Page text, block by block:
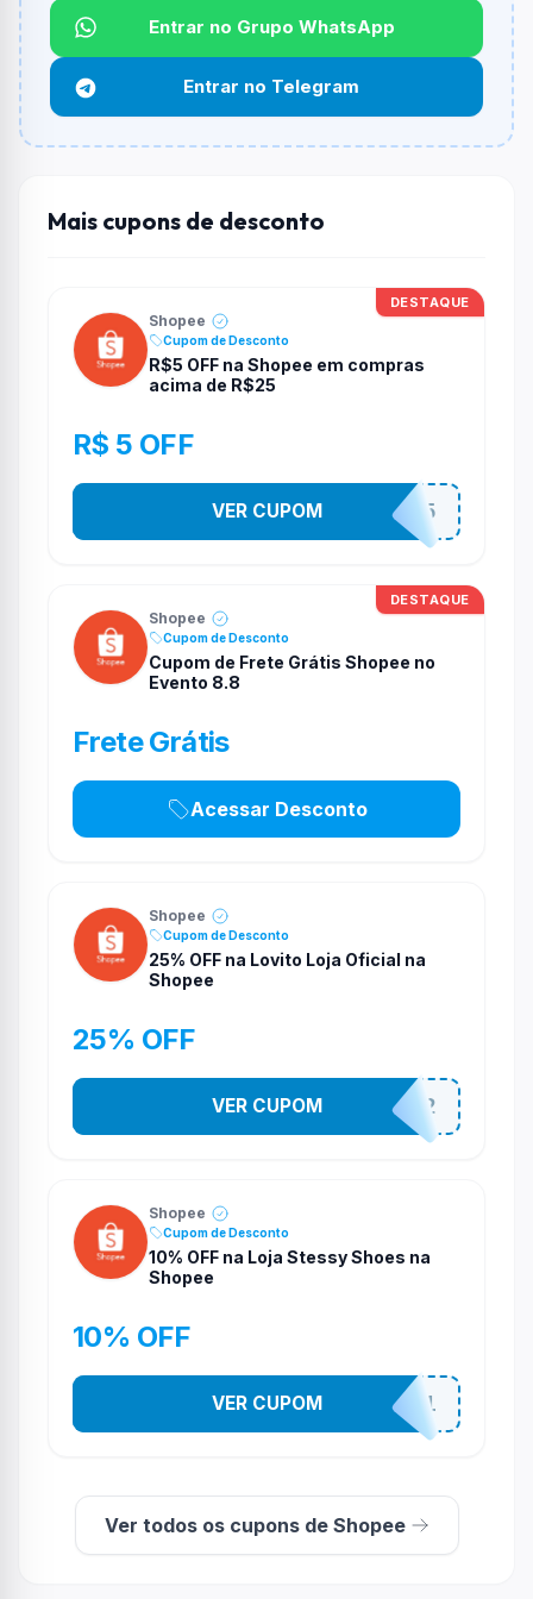
Funciona em qualquer produto?
Não necessariamente. Depende de itens participantes
e alguns vendedores ou produtos especificos podem
não aceitar cupons.
Entrar no Grupo WhatsApp
Entrar no Telegram
Mais cupons de desconto
DESTAQUE
Shopee
Cupom de Desconto
R$5 OFF na Shopee em compras
acima de R$25
R$ 5 OFF
PR3S3NT35
VER CUPOM
DESTAQUE
Shopee
Cupom de Desconto
Cupom de Frete Grátis Shopee no
Evento 8.8
Frete Grátis
Acessar Desconto
Shopee
Cupom de Desconto
25% OFF na Lovito Loja Oficial na
Shopee
25% OFF
141525852
VER CUPOM
Shopee
Cupom de Desconto
10% OFF na Loja Stessy Shoes na
Shopee
10% OFF
STES2541
VER CUPOM
Ver todos os cupons de Shopee